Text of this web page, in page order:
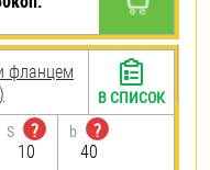
фланцем
S
?
10
b
?
40
В СПИСОК